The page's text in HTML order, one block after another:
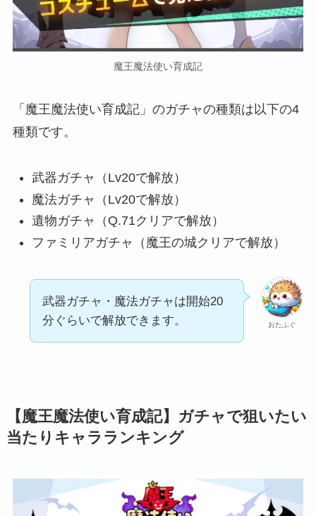
魔王魔法使い育成記
「魔王魔法使い育成記」のガチャの種類は以下の4
種類です。
武器ガチャ（Lv20で解放）
魔法ガチャ（Lv20で解放）
遺物ガチャ（Q.71クリアで解放）
ファミリアガチャ（魔王の城クリアで解放）
おたふぐ
武器ガチャ・魔法ガチャは開始20
分ぐらいで解放できます。
【魔王魔法使い育成記】ガチャで狙いたい
当たりキャラランキング